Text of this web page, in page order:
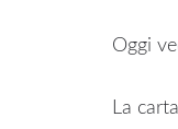
Oggi
La